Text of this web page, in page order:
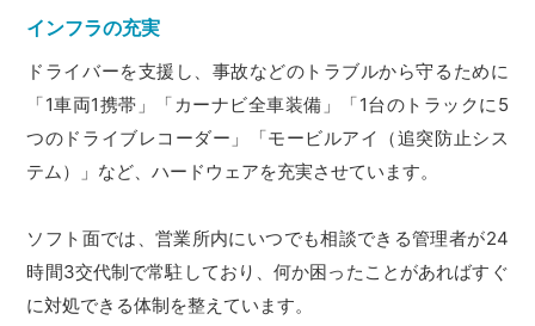
インフラの充実
ドライバーを支援し、事故などのトラブルから守るために
「1車両1携帯」「カーナビ全車装備」「1台のトラックに5
つのドライブレコーダー」「モービルアイ（追突防止シス
テム）」など、ハードウェアを充実させています。
ソフト面では、営業所内にいつでも相談できる管理者が24
時間3交代制で常駐しており、何か困ったことがあればすぐ
に対処できる体制を整えています。